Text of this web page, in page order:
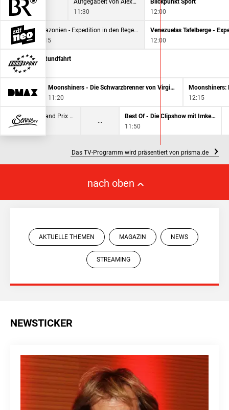
Aufgegabelt von Alexander Herrmann
11:30
Blickpunkt Sport
12:00
Amazonien - Expedition in den Regenwald
11:15
12:00
Polen-Rundfahrt
Moonshiners - Die Schwarzbrenner von Virginia
11:20
Moonshiners:
12:15
MotoGP - Qatar Airways Grand Prix von Großbritannien
Best Of - Die Clipshow mit Imke & Senad
11:50
Das TV-Programm wird präsentiert von prisma.de
nach oben
AKTUELLE THEMEN MAGAZIN NEWS
STREAMING
NEWSTICKER